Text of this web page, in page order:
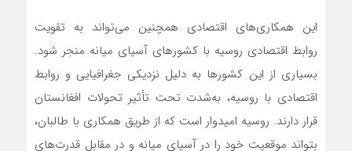
این همکاری‌های اقتصادی همچنین می‌تواند به تقویت
روابط اقتصادی روسیه با کشورهای آسیای میانه منجر شود.
بسیاری از این کشورها به دلیل نزدیکی جغرافیایی و روابط
اقتصادی با روسیه، به‌شدت تحت تأثیر تحولات افغانستان
قرار دارند. روسیه امیدوار است که از طریق همکاری با طالبان،
بتواند موقعیت خود را در آسیای میانه و در مقابل قدرت‌های